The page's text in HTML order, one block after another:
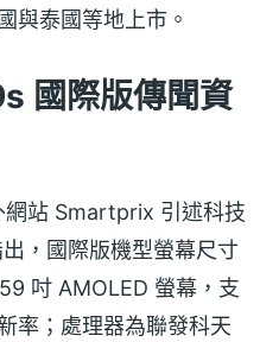
與泰國等地上市。
國際版傳聞資
網站 Smartprix 引述科技
，國際版機型螢幕尺寸
吋 AMOLED 螢幕，支
率；處理器為聯發科天